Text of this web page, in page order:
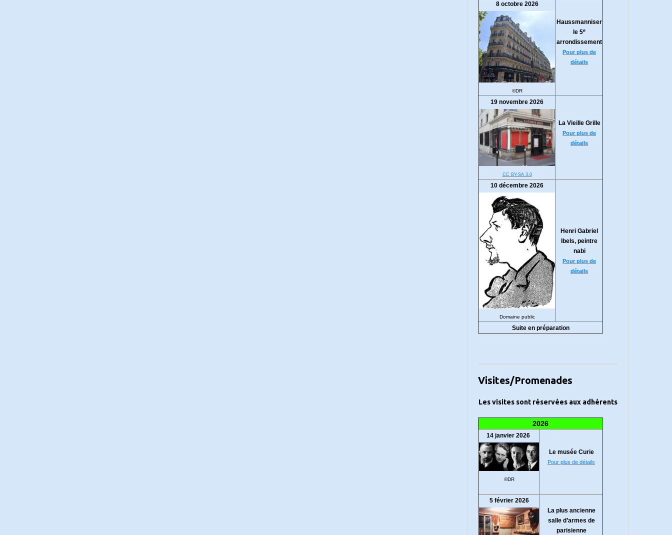
8 octobre 2026
©DR
Haussmanniser
le 5e
arrondissement
Pour plus de
détails
19 novembre 2026
CC BY-SA 3.0
La Vieille Grille
Pour plus de
détails
10 décembre 2026
Domaine public
Henri Gabriel
Ibels, peintre
nabi
Pour plus de
détails
Suite en préparation
Visites/Promenades
Les visites sont réservées aux adhérents
2026
14 janvier 2026
©DR
Le musée Curie
Pour plus de détails
5 février 2026
La plus ancienne
salle d’armes de
parisienne